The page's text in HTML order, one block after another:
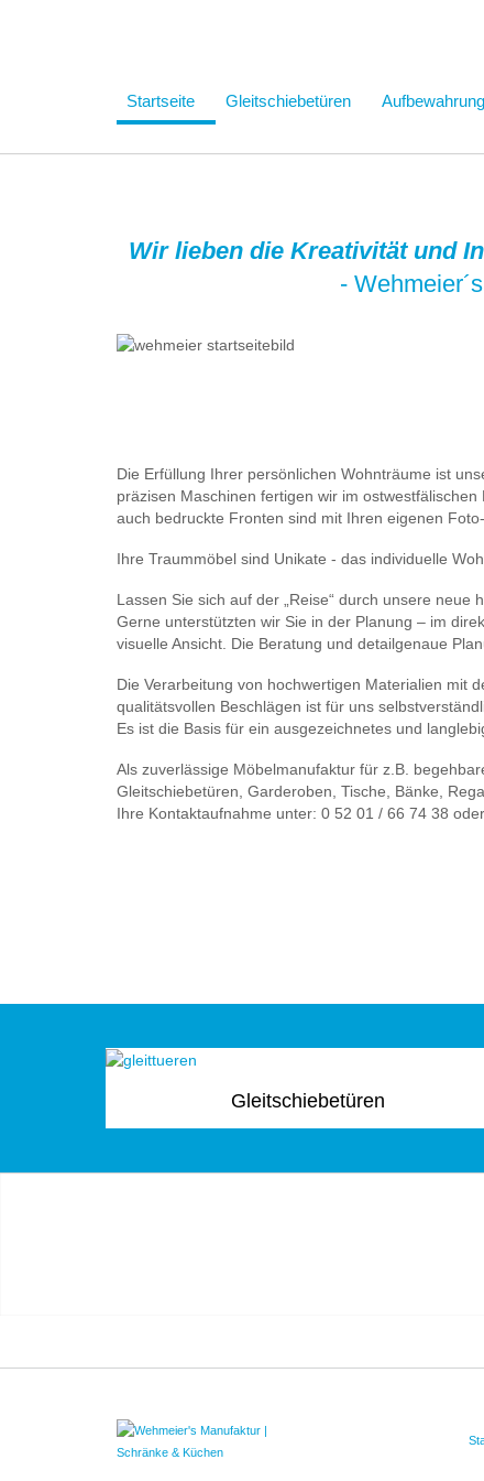
Startseite Gleitschiebetüren
Wir lieben die Kreativität und
-
Die Erfüllung Ihrer persönlichen Wohnträume ist
präzisen Maschinen fertigen wir im ostwestfälischen
auch bedruckte Fronten sind mit Ihren eigenen
Ihre Traummöbel sind Unikate - das individuelle
Lassen Sie sich auf der „Reise“ durch unsere
Gerne unterstützten wir Sie in der Planung – im
visuelle Ansicht. Die Beratung und detailgenaue
Die Verarbeitung von hochwertigen Materialien mit
qualitätsvollen Beschlägen ist für uns
Es ist die Basis für ein ausgezeichnetes und
Als zuverlässige Möbelmanufaktur für z.B.
Gleitschiebetüren, Garderoben, Tische, Bänke,
Ihre Kontaktaufnahme unter: 0 52 01 / 66 74 38
Gleitschiebetüren